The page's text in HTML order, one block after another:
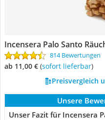
Incensera Palo Santo
814 Bewertungen
ab 11,00 € ( Sofort lieferbar)
Preisvergleich
Unsere
Unser Fazit für Incensera